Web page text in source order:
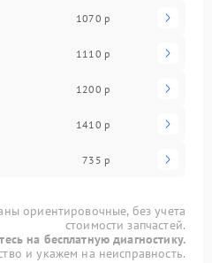
1070 р
1110 р
1200 р
1410 р
735 р
ориентировочные, без учета
стоимости запчастей.
на бесплатную диагностику.
и укажем на неисправность.